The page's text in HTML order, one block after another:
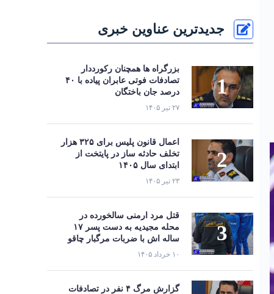
جدیدترین عناوین خبری
بزرگراه‌ ها همچنان رکورددار
تصادفات فوتی عابران پیاده با ۴۰
درصد جان‌ باختگان
۲۷ تیر ۱۴۰۵
اعمال قانون پلیس برای ۳۲۵ هزار
تخلف حادثه ساز در پایتخت از
ابتدای سال ۱۴۰۵
۲۳ تیر ۱۴۰۵
قتل مرد ارمنی سالخورده در
محله مجیدیه به دست پسر ۱۷
ساله اش با ضربات مرگبار چاقو
۱۰ خرداد ۱۴۰۵
گزارش مرگ ۴ نفر در تصادفات